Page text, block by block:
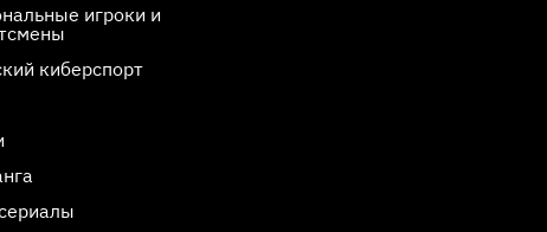
игроки и
киберспорт